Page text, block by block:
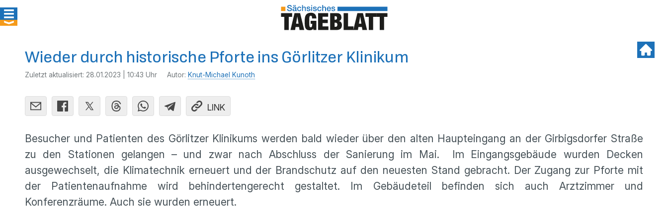
Wieder durch historische Pforte ins Görlitzer Klinikum
Zuletzt aktualisiert: 28.01.2023 | 10:43 Uhr Autor: Knut-Michael Kunoth
LINK
Besucher und Patienten des Görlitzer Klinikums werden bald wieder über den alten Haupteingang an der Girbigsdorfer Straße
zu den Stationen gelangen – und zwar nach Abschluss der Sanierung im Mai. Im Eingangsgebäude wurden Decken
ausgewechselt, die Klimatechnik erneuert und der Brandschutz auf den neuesten Stand gebracht. Der Zugang zur Pforte mit
der Patientenaufnahme wird behindertengerecht gestaltet. Im Gebäudeteil befinden sich auch Arztzimmer und
Konferenzräume. Auch sie wurden erneuert.